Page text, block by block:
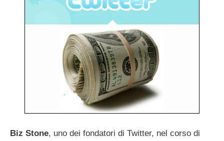
Biz Stone, uno dei fondatori di Twitter, nel corso di